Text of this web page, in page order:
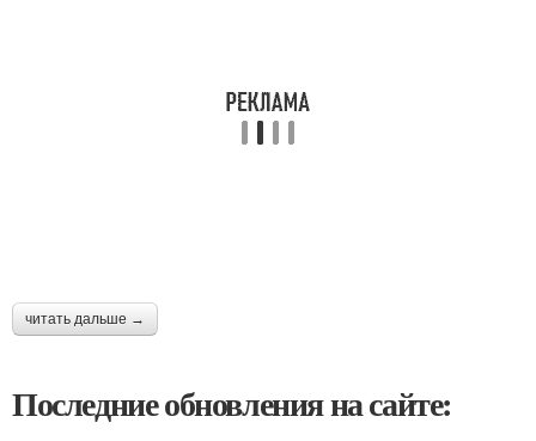
читать дальше →
Последние обновления на сайте: